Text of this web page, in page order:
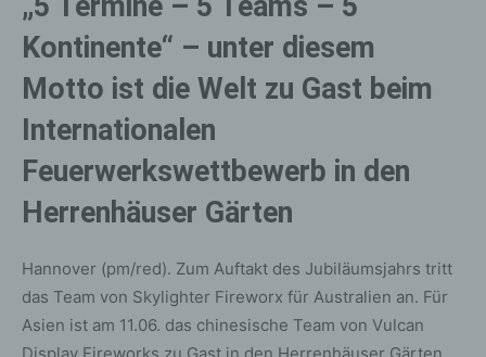
Kontinente“ – unter diesem
Motto ist die Welt zu Gast beim
Internationalen
Feuerwerkswettbewerb in den
Herrenhäuser Gärten
Hannover (pm/red). Zum Auftakt des Jubiläumsjahrs tritt
das Team von Skylighter Fireworx für Australien an. Für
Asien ist am 11.06. das chinesische Team von Vulcan